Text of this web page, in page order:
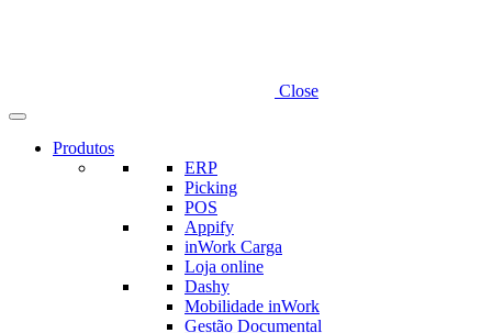
Close
Produtos
ERP
Picking
POS
Appify
inWork Carga
Loja online
Dashy
Mobilidade inWork
Gestão Documental